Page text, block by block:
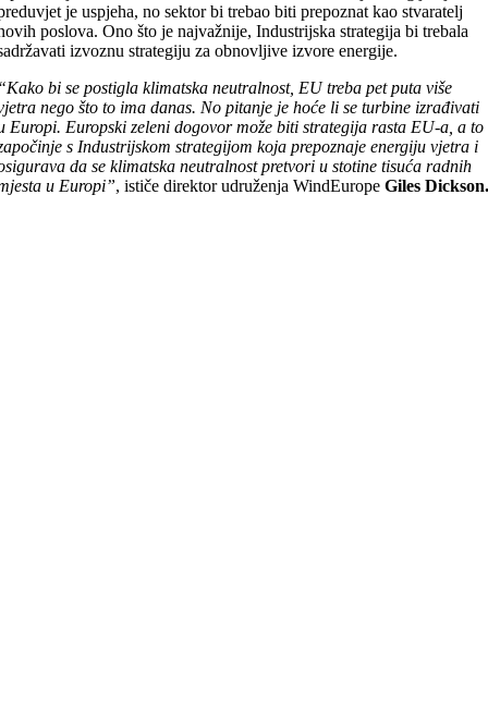
je uspjeha, no sektor bi trebao biti prepoznat kao stvaratelj
poslova. Ono što je najvažnije, Industrijska strategija bi trebala
izvoznu strategiju za obnovljive izvore energije.
bi se postigla klimatska neutralnost, EU treba pet puta više
nego što to ima danas. No pitanje je hoće li se turbine izrađivati
Europi. Europski zeleni dogovor može biti strategija rasta EU-a, a to
s Industrijskom strategijom koja prepoznaje energiju vjetra i
da se klimatska neutralnost pretvori u stotine tisuća radnih
u Europi”, ističe direktor udruženja WindEuropeGiles